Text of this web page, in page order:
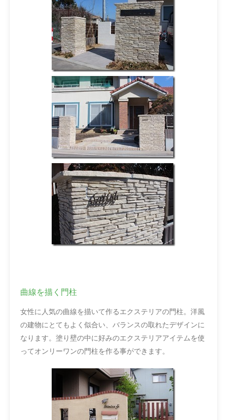
曲線を描く門柱
女性に人気の曲線を描いて作るエクステリアの門柱。洋風
の建物にとてもよく似合い、バランスの取れたデザインに
なります。塗り壁の中に好みのエクステリアアイテムを使
ってオンリーワンの門柱を作る事ができます。